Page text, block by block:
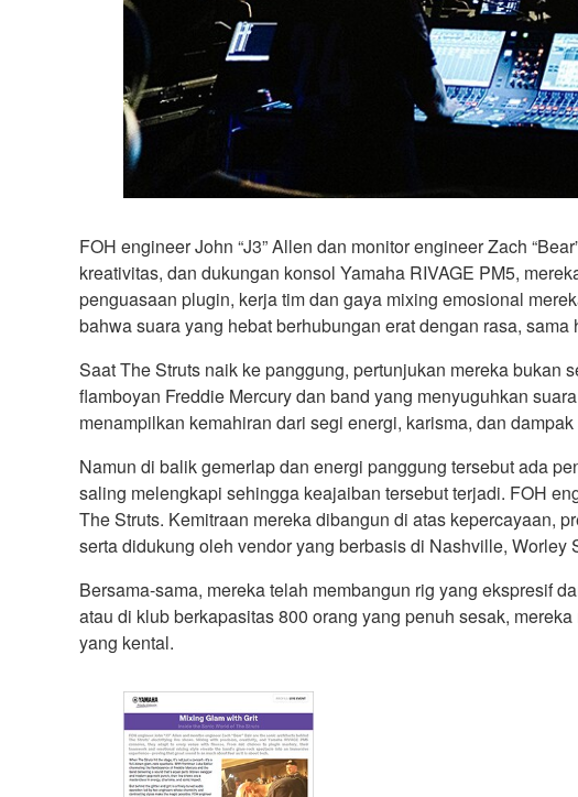
FOH engineer John “J3” Allen dan monitor engineer Zach
kreativitas, dan dukungan konsol Yamaha RIVAGE PM5,
penguasaan plugin, kerja tim dan gaya mixing emosional
bahwa suara yang hebat berhubungan erat dengan rasa,
Saat The Struts naik ke panggung, pertunjukan mereka bukan
flamboyan Freddie Mercury dan band yang menyuguhkan
menampilkan kemahiran dari segi energi, karisma, dan dampak
Namun di balik gemerlap dan energi panggung tersebut ada
saling melengkapi sehingga keajaiban tersebut terjadi. FOH
The Struts. Kemitraan mereka dibangun di atas kepercayaan,
serta didukung oleh vendor yang berbasis di Nashville, Worley
Bersama-sama, mereka telah membangun rig yang ekspresif
atau di klub berkapasitas 800 orang yang penuh sesak,
yang kental.